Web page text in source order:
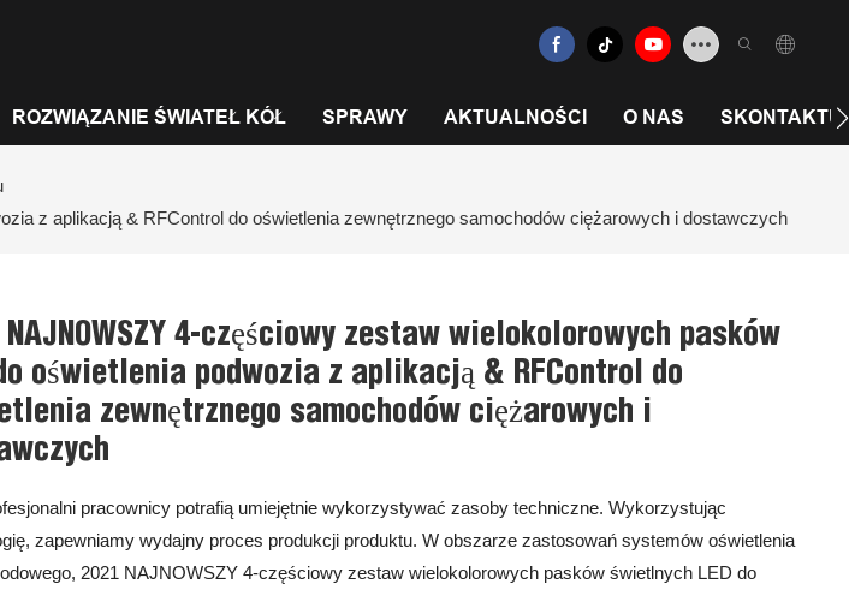
ROZWIĄZANIE ŚWIATEŁ KÓŁ SPRAWY AKTUALNOŚCI O NAS
z aplikacją & RFControl do oświetlenia zewnętrznego samochodów ciężarowych i dostawczych
NAJNOWSZY 4-częściowy zestaw wielokolorowych pasków
oświetlenia podwozia z aplikacją & RFControl do
zewnętrznego samochodów ciężarowych i
pracownicy potrafią umiejętnie wykorzystywać zasoby techniczne. Wykorzystując
zapewniamy wydajny proces produkcji produktu. W obszarze zastosowań systemów oświetlenia
2021 NAJNOWSZY 4-częściowy zestaw wielokolorowych pasków świetlnych LED do